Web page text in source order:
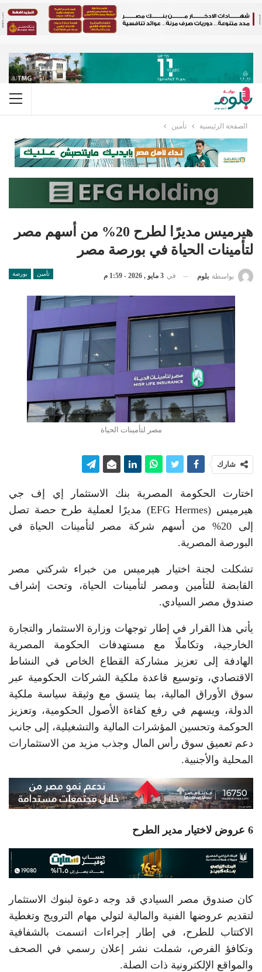
الصفحة الرئيسية تأمين
هيرميس مديرًا لطرح 20% من أسهم مصر
لتأمينات الحياة في بورصة مصر
تأمين بورصة بواسطة بلوم في 3 مايو , 2026 - 1:59 م
مصر لتأمينات الحياة
شارك
اختارت الحكومة المصرية بنك الاستثمار إي إف جي
هيرميس (EFG Hermes) مديرًا لعملية طرح حصة تصل
إلى 20% من أسهم شركة مصر لتأمينات الحياة في
البورصة المصرية.
تشكلت لجنة اختيار هيرميس من خبراء شركتي مصر
القابضة للتأمين ومصر لتأمينات الحياة، وتحت إشراف
صندوق مصر السيادي.
يأتي هذا القرار في إطار توجهات وزارة الاستثمار والتجارة
الخارجية، وتكاملًا مع مستهدفات الحكومة المصرية
الهادفة إلى تعزيز مشاركة القطاع الخاص في النشاط
الاقتصادي، وتوسيع قاعدة ملكية الشركات الحكومية عبر
سوق الأوراق المالية، بما يتسق مع وثيقة سياسة ملكية
الدولة، ويسهم في رفع كفاءة الأصول الحكومية، وتعزيز
الحوكمة وتحسين المؤشرات المالية والتشغيلية، إلى جانب
دعم تعميق سوق رأس المال وجذب مزيد من الاستثمارات
المحلية والأجنبية.
6 عروض لاختيار مدير الطرح
كان صندوق مصر السيادي قد وجه دعوة لبنوك الاستثمار
لتقديم عروضها الفنية والمالية لتولي مهام الترويج وتغطية
الاكتتاب للطرح، في إطار إجراءات اتسمت بالشفافية
وتكافؤ الفرص، شملت نشر إعلان رسمي في الصحف
والمواقع الإلكترونية ذات الصلة.